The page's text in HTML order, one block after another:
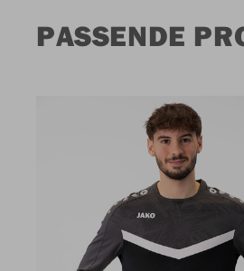
PASSENDE